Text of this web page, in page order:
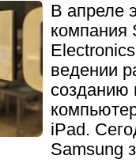
В апреле
компания
ведении
созданию
iPad.
Samsung